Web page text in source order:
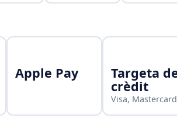
Apple Pay Targeta
crèdit
Visa, Mastercard